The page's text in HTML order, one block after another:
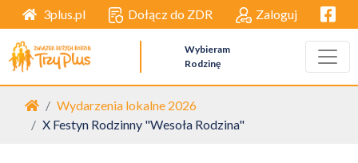
3plus.pl Dołącz do ZDR Zaloguj
Wybieram
Rodzinę
Strona główna
Wydarzenia lokalne 2026
X Festyn Rodzinny "Wesoła Rodzina"